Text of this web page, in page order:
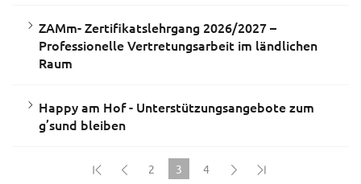
ZAMm- Zertifikatslehrgang 2026/2027 –
Professionelle Vertretungsarbeit im ländlichen
Raum
Happy am Hof - Unterstützungsangebote zum
g’sund bleiben
2
3
4